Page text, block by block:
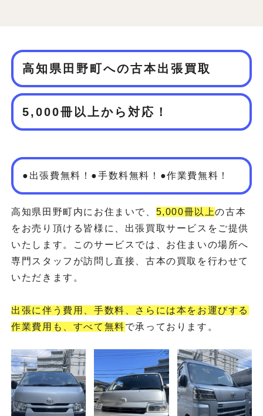
高知県田野町への古本出張買取
5,000冊以上から対応！
●出張費無料！●手数料無料！●作業費無料！
高知県田野町内にお住まいで、 5,000冊以上の古本
をお売り頂ける皆様に、出張買取サービスをご提供
いたします。このサービスでは、お住まいの場所へ
専門スタッフが訪問し直接、古本の買取を行わせて
いただきます。
出張に伴う費用、手数料、さらには本をお運びする
作業費用も、すべて無料で承っております。